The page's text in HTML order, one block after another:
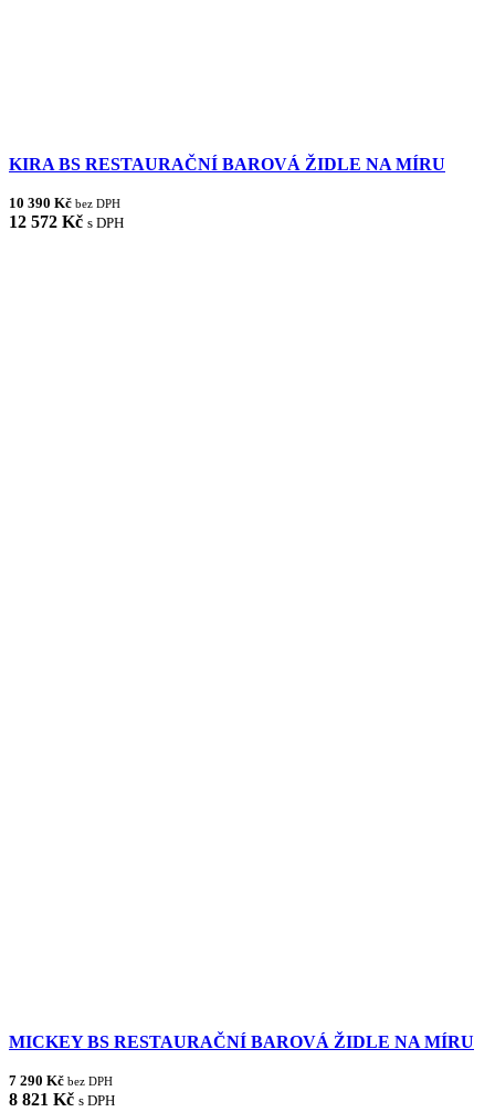
KIRA BS RESTAURAČNÍ BAROVÁ ŽIDLE NA MÍRU
10 390 Kč bez DPH
12 572 Kč s DPH
MICKEY BS RESTAURAČNÍ BAROVÁ ŽIDLE NA MÍRU
7 290 Kč bez DPH
8 821 Kč s DPH